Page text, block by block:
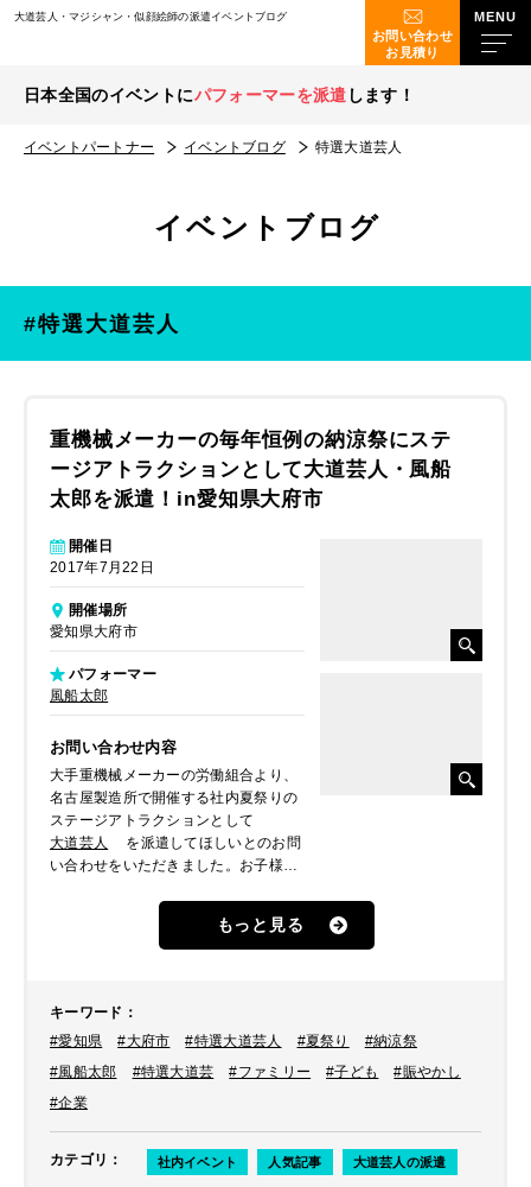
大道芸人・マジシャン・似顔絵師の派遣イベントブログ
お問い合わせ
お見積り
日本全国のイベントにパフォーマーを派遣 します！
イベントパートナー イベントブログ 特選大道芸人
イベントブログ
#特選大道芸人
重機械メーカーの毎年恒例の納涼祭にステ
ージアトラクションとして大道芸人・風船
太郎を派遣！in愛知県大府市
開催日
2017年7月22日
開催場所
愛知県大府市
パフォーマー
風船太郎
お問い合わせ内容
大手重機械メーカーの労働組合より、
名古屋製造所で開催する社内夏祭りの
ステージアトラクションとして
大道芸人
を派遣してほしいとのお問
い合わせをいただきました。お子様も
どもが喜ぶものが良いとのことでした
をご提案、派遣しま
もっと見る
キーワード ：
#愛知県
#大府市 #特選大道芸人 #夏祭り
#納涼祭
#風船太郎
#特選大道芸 #ファミリー #子ども
#賑やかし
#企業
カテゴリ ： 社内イベント 人気記事 大道芸人の派遣